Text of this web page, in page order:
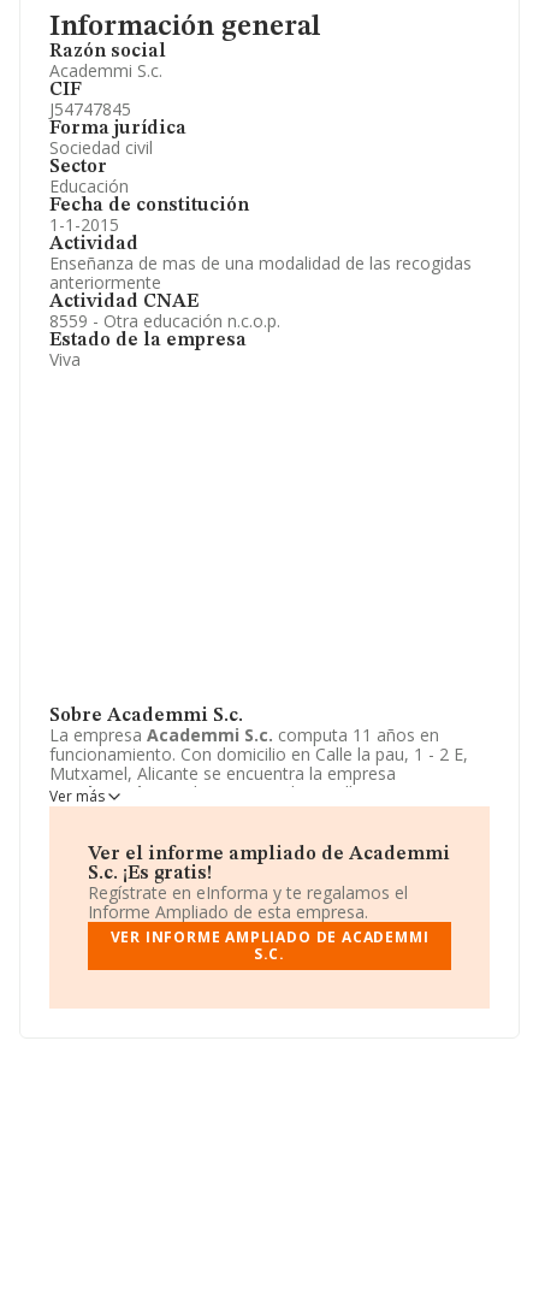
Información general
Razón social
Academmi S.c.
CIF
J54747845
Forma jurídica
Sociedad civil
Sector
Educación
Fecha de constitución
1-1-2015
Actividad
Enseñanza de mas de una modalidad de las recogidas
anteriormente
Actividad CNAE
8559 - Otra educación n.c.o.p.
Estado de la empresa
Viva
Sobre Academmi S.c.
La empresa Academmi S.c. computa 11 años en
funcionamiento. Con domicilio en Calle la pau, 1 - 2 E,
Mutxamel, Alicante se encuentra la empresa
Academmi S.c.
. El CNAE que desarrolla es 8559 - Otra
educación n.c.o.p..Academmi S.c.está definida como
Ver más
Ver el informe ampliado de Academmi
S.c. ¡Es gratis!
Regístrate en eInforma y te regalamos el
Informe Ampliado de esta empresa.
VER INFORME AMPLIADO DE ACADEMMI
S.C.